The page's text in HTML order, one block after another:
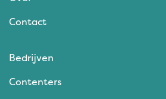
Contact
Bedrijven
Contenters